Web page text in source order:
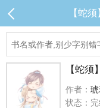
【蛇
【蛇须
作者：
状态：